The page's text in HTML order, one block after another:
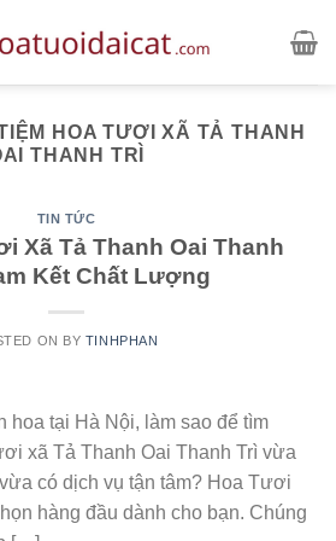
HOA TƯƠI XÃ TẢ THANH
THANH TRÌ
TIN TỨC
Xã Tả Thanh Oai Thanh
Kết Chất Lượng
ON BY TINHPHAN
hoa tại Hà Nội, làm sao để tìm
xã Tả Thanh Oai Thanh Trì vừa
có dịch vụ tận tâm? Hoa Tươi
hàng đầu dành cho bạn. Chúng